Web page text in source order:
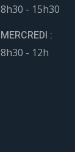
8h30 - 15h30
MERCREDI :
8h30 - 12h